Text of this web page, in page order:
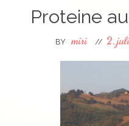
Proteine
BY miri // 2.